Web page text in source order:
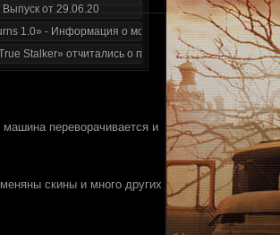
от 29.06.20
1.0» - Информация о моде за июнь 2020
Stalker» отчитались о проделанной работе
переворачивается и
скины и много других